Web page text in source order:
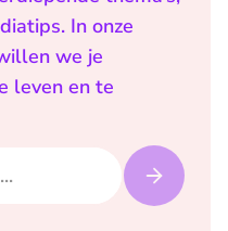
In onze
we je
leven en te